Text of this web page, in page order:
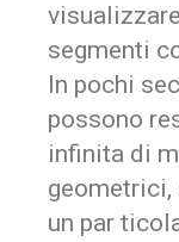
segmenti
In pochi
possono
infinita di
geometrici,
un par